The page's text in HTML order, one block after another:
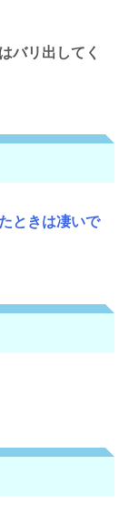
バリ出してく
ときは凄いで